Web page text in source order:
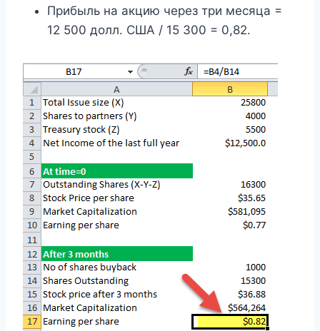
Прибыль на акцию через три месяца =
12 500 долл. США / 15 300 = 0,82.